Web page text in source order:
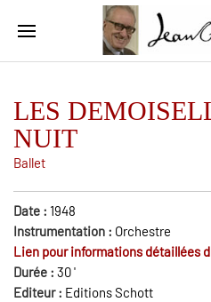
LES
NUIT
Ballet
Date : 1948
Instrumentation : Orchestre
Lien pour informations détaillées
Durée : 30'
Editeur : Editions Schott